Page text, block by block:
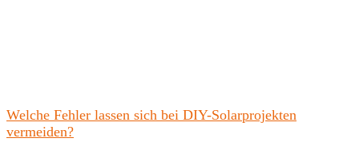
Welche Fehler lassen sich bei DIY-Solarprojekten
vermeiden?